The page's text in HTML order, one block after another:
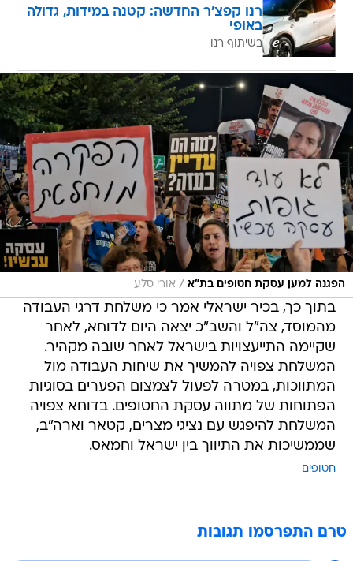
רנו קפצ'ר החדשה: קטנה במידות, גדולה
באופי
בשיתוף רנו
הפגנה למען עסקת חטופים בת"א / אורי סלע
בתוך כך, בכיר ישראלי אמר כי משלחת דרגי העבודה
מהמוסד, צה"ל והשב"כ יצאה היום לדוחא, לאחר
שקיימה התייעצויות בישראל לאחר שובה מקהיר.
המשלחת צפויה להמשיך את שיחות העבודה מול
המתווכות, במטרה לפעול לצמצום הפערים בסוגיות
הפתוחות של מתווה עסקת החטופים. בדוחא צפויה
המשלחת להיפגש עם נציגי מצרים, קטאר וארה"ב,
שממשיכות את התיווך בין ישראל וחמאס.
חטופים
טרם התפרסמו תגובות